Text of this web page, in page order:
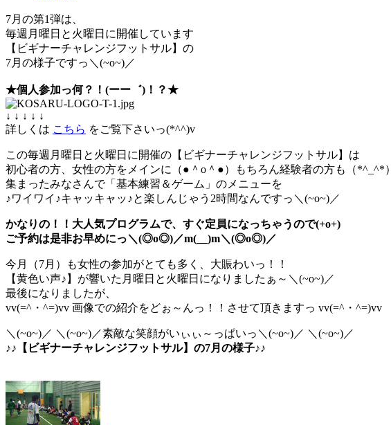
7月の第1弾は、
毎週月曜日と火曜日に開催しています
【ビギナーチャレンジフットサル】の
7月の様子ですっ＼(~o~)／
★個人参加っ何？！(ーー゛)！？★
↓ ↓ ↓ ↓ ↓
詳しくは こちら をご覧下さいっ(*^^)v
この毎週月曜日と火曜日に開催の【ビギナーチャレンジフットサル】は
初心者の方、女性の方をメインに（●＾o＾●）もちろん経験者の方も（*^_^*）
集まったみなさんで「基本練習＆ゲーム」のメニューを
♪ワイワイ♪キャッキャッ♪と楽しんじゃう2時間なんですっ＼(~o~)／
かなりの！！大人気プログラムで、すぐ定員になっちゃうので(+o+)
ご予約は是非お早めにっ＼(◎o◎)／m(__)m＼(◎o◎)／
今月（7月）も女性の参加がとても多く、大賑わいっ！！
【黄色い声♪】が響いた月曜日と火曜日になりましたぁ～＼(~o~)／
最後になりましたが、
vv(=^・^=)vv 画像での紹介をどぉ～んっ！！させて頂きますっ vv(=^・^=)vv
＼(~o~)／ ＼(~o~)／素敵な笑顔がいぃぃ～っぱいっ＼(~o~)／ ＼(~o~)／
♪♪【ビギナーチャレンジフットサル】の7月の様子♪♪